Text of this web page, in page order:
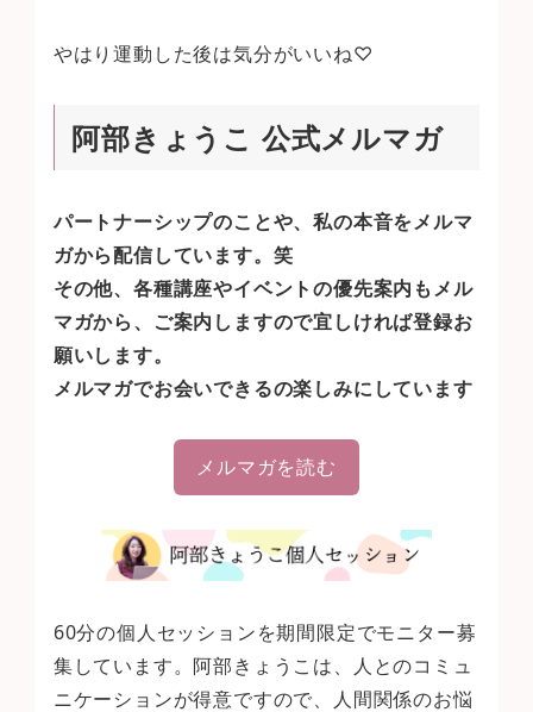
やはり運動した後は気分がいいね♡
阿部きょうこ 公式メルマガ
パートナーシップのことや、私の本音をメルマ
ガから配信しています。笑
その他、各種講座やイベントの優先案内もメル
マガから、ご案内しますので宜しければ登録お
願いします。
メルマガでお会いできるの楽しみにしています
メルマガを読む
60分の個人セッションを期間限定でモニター募
集しています。阿部きょうこは、人とのコミュ
ニケーションが得意ですので、人間関係のお悩